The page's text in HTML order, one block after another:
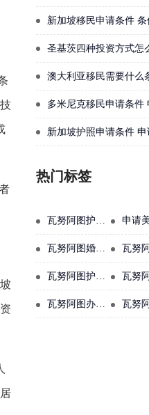
新加坡移民申请条件
圣基茨四种投资方式怎
澳大利亚移民需要什么
多米尼克移民申请条件
新加坡护照申请条件
热门标签
瓦努阿图护照申请费用 申请美国移
瓦努阿图婚姻移民 瓦努阿图护
瓦努阿图护照申请低门槛 瓦努阿图护照
瓦努阿图办理需要多少钱人民币 瓦努阿图从